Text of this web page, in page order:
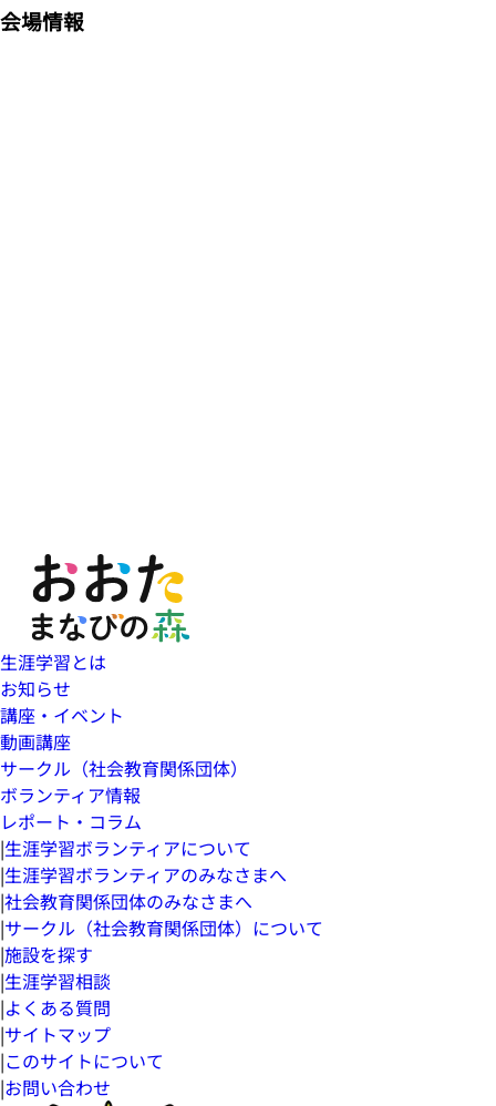
会場情報
生涯学習とは
お知らせ
講座・イベント
動画講座
サークル（社会教育関係団体）
ボランティア情報
レポート・コラム
|生涯学習ボランティアについて
|生涯学習ボランティアのみなさまへ
|社会教育関係団体のみなさまへ
|サークル（社会教育関係団体）について
|施設を探す
|生涯学習相談
|よくある質問
|サイトマップ
|このサイトについて
|お問い合わせ